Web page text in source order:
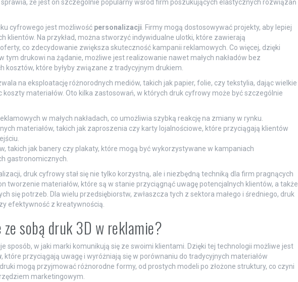
że jest on szczególnie popularny wśród firm poszukujących elastycznych rozwiązań
cyfrowego jest możliwość personalizacji . Firmy mogą dostosowywać projekty, aby lepiej
klientów. Na przykład, można stworzyć indywidualne ulotki, które zawierają
co zdecydowanie zwiększa skuteczność kampanii reklamowych. Co więcej, dzięki
tym drukowi na żądanie, możliwe jest realizowanie nawet małych nakładów bez
kosztów, które byłyby związane z tradycyjnym drukiem.
na eksploatację różnorodnych mediów, takich jak papier, folie, czy tekstylia, dając wielkie
materiałów. Oto kilka zastosowań, w których druk cyfrowy może być szczególnie
w małych nakładach, co umożliwia szybką reakcję na zmiany w rynku.
materiałów, takich jak zaproszenia czy karty lojalnościowe, które przyciągają klientów
takich jak banery czy plakaty, które mogą być wykorzystywane w kampaniach
gastronomicznych.
druk cyfrowy stał się nie tylko korzystną, ale i niezbędną techniką dla firm pragnących
tworzenie materiałów, które są w stanie przyciągnąć uwagę potencjalnych klientów, a także
się potrzeb. Dla wielu przedsiębiorstw, zwłaszcza tych z sektora małego i średniego, druk
efektywność z kreatywnością.
ze sobą druk 3D w reklamie?
sposób, w jaki marki komunikują się ze swoimi klientami. Dzięki tej technologii możliwe jest
, które przyciągają uwagę i wyróżniają się w porównaniu do tradycyjnych materiałów
mogą przyjmować różnorodne formy, od prostych modeli po złożone struktury, co czyni
marketingowym.